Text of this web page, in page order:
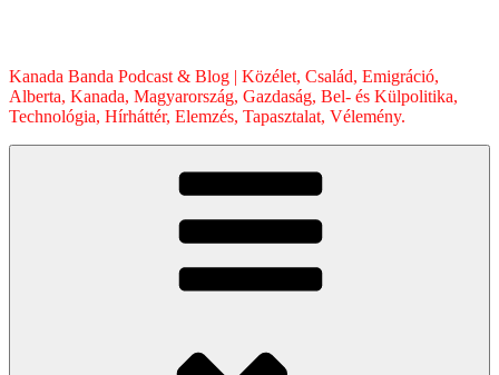
Kanada Banda Podcast & Blog | Közélet, Család, Emigráció,
Alberta, Kanada, Magyarország, Gazdaság, Bel- és Külpolitika,
Technológia, Hírháttér, Elemzés, Tapasztalat, Vélemény.